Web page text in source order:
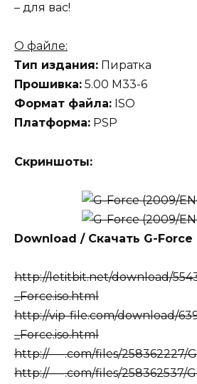
– для вас!
О файле:
Тип издания: Пиратка
Прошивка: 5.00 M33-6
Формат файла: ISO
Платформа: PSP
Скриншоты:
Download / Скачать G-Force
http://letitbit.net/download/
_Force.iso.html
http://vip-file.com/download/
_Force.iso.html
http://—-.com/files/258362227/
http://—-.com/files/258362537/